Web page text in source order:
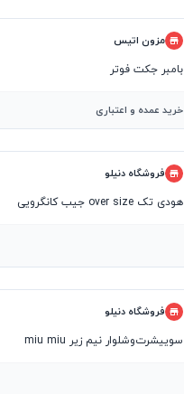
مزون اتیس
بامبر جکت فوتر
خرید عمده و اعتباری
فروشگاه دنیلو
هودی تک over size جیب کانگرویی
فروشگاه دنیلو
سوییشرت‌وشلوار نیم زیر miu miu